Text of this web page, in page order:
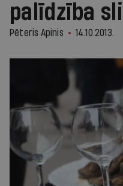
palīdzība
Pēteris Apinis 14.10.2013.